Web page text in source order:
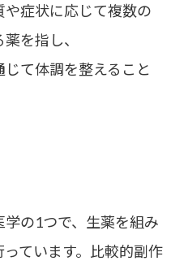
症状に応じて複数の
を指し、
じて体調を整えること
の1つで、生薬を組み
ています。比較的副作